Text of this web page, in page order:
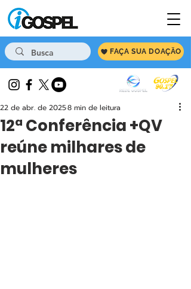
FAÇA SUA DOAÇÃO
12ª Conferência +QV
reúne milhares de
mulheres
22 de abr. de 20258 min de leitura